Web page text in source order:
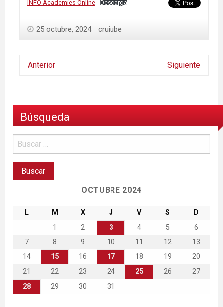
INFO Academies Online Descarga
25 octubre, 2024 cruiube
Anterior Siguiente
Búsqueda
OCTUBRE 2024
L M X J V S
D
1
2 3 4 5
6
7
8 9 10 11 12
13
14
15 16 17 18 19
20
21
22 23 24 25 26
27
28
29 30 31